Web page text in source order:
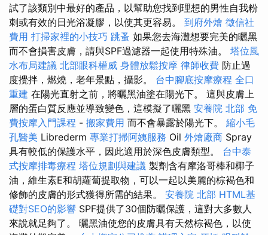
試了該類別中最好的產品，以幫助您找到理想的男性自我粉
刺或有效的日光浴凝膠，以使其更容易。 到府外燴 徵信社
費用 打掃家裡的小技巧 跳蚤 如果您去海灘想要完美的曬黑
而不會損害皮膚，請與SPF過濾器一起使用特殊油。 塔位風
水布局建議 北部眼科權威 身體放鬆按摩 律師收費 防止過
度攪拌，燃燒，老年景點，攝影。 台中腳底按摩療程 全口
重建 在陽光直射之前，將曬黑油塗在陽光下。 這與皮膚上
層的蛋白質反應並導致變色，這模擬了曬黑 安養院 北部 免
費按摩入門課程 - 搬家費用 而不會暴露於陽光下。 縮小毛
孔醫美 Librederm 專業打掃阿姨服務 Oil 外燴廠商 Spray
具有較低的保護水平，因此適用於深色皮膚類型。 台中泰
式按摩排毒療程 塔位規劃與建議 製劑含有摩洛哥棒和椰子
油，維生素E和胡蘿蔔提取物，可以一起以美麗的棕褐色和
修飾的皮膚的形式獲得所需的結果。 安養院 北部 HTML基
礎對SEO的影響 SPF提供了30個防曬保護，這對大多數人
來說就足夠了。 曬黑油使您的皮膚具有天然棕褐色，以使